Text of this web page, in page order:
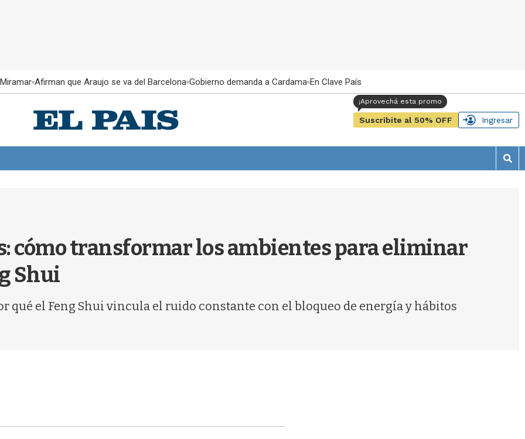
Afirman que Araujo se va del Barcelona Gobierno demanda a Cardama En Clave País
Suscribite al 50% OFF Ingresar
M
o
cómo transformar los ambientes para eliminar
Shui
qué el Feng Shui vincula el ruido constante con el bloqueo de energía y hábitos